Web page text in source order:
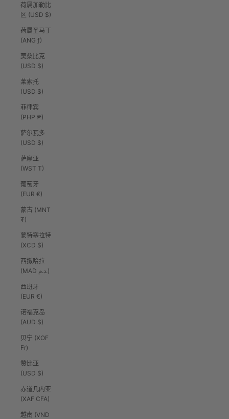
荷属加勒比
区 (USD $)
荷属圣马丁
(ANG ƒ)
莫桑比克
(USD $)
莱索托
(USD $)
菲律宾
(PHP ₱)
萨尔瓦多
(USD $)
萨摩亚
(WST T)
葡萄牙
(EUR €)
蒙古 (MNT
₮)
蒙特塞拉特
(XCD $)
西撒哈拉
(MAD د.م.)
西班牙
(EUR €)
诺福克岛
(AUD $)
贝宁 (XOF
Fr)
赞比亚
(USD $)
赤道几内亚
(XAF CFA)
越南 (VND